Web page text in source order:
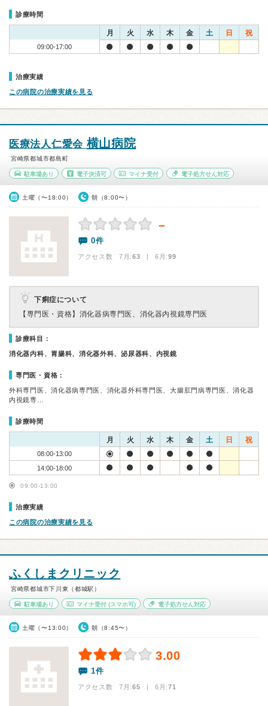
診療時間
月 火 水 木 金 土 日 祝
09:00-17:00
治療実績
この病院の治療実績を見る
医療法人仁愛会 横山病院
宮崎県都城市都島町
駐車場あり 電子決済可 マイナ受付 電子処方せん対応
土曜（〜18:00） 朝（8:00〜）
－
0件
アクセス数 7月:63 | 6月:99
下痢症について
【専門医・資格】 消化器病専門医、消化器内視鏡専門医
診療科目：
消化器内科、胃腸科、消化器外科、泌尿器科、内視鏡
専門医・資格：
外科専門医、消化器病専門医、消化器外科専門医、大腸肛門病専門医、消化器
内視鏡専…
診療時間
月 火 水 木 金 土 日 祝
08:00-13:00
14:00-18:00
09:00-13:00
治療実績
この病院の治療実績を見る
ふくしまクリニック
宮崎県都城市下川東（都城駅）
駐車場あり マイナ受付(スマホ可) 電子処方せん対応
土曜（〜13:00） 朝（8:45〜）
3.00
1件
アクセス数 7月:65 | 6月:71